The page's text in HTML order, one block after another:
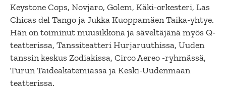
Keystone Cops, Novjaro, Golem, Käki-orkesteri, Las
Chicas del Tango ja Jukka Kuoppamäen Taika-yhtye.
Hän on toiminut muusikkona ja säveltäjänä myös Q-
teatterissa, Tanssiteatteri Hurjaruuthissa, Uuden
tanssin keskus Zodiakissa, Circo Aereo -ryhmässä,
Turun Taideakatemiassa ja Keski-Uudenmaan
teatterissa.